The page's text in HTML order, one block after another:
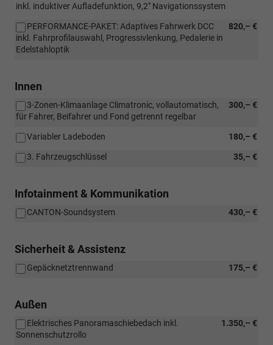
inkl. induktiver Aufladefunktion, 9,2" Navigationssystem
820,– €
PERFORMANCE-PAKET: Adaptives Fahrwerk DCC
inkl. Fahrprofilauswahl, Progressivlenkung, Pedalerie in
Edelstahloptik
Innen
300,– €
3-Zonen-Klimaanlage Climatronic, vollautomatisch,
für Fahrer, Beifahrer und Fond getrennt regelbar
180,– €
Variabler Ladeboden
35,– €
3. Fahrzeugschlüssel
Infotainment & Kommunikation
430,– €
CANTON-Soundsystem
Sicherheit & Assistenz
175,– €
Gepäcknetztrennwand
Außen
1.350,– €
Elektrisches Panoramaschiebedach inkl.
Sonnenschutzrollo